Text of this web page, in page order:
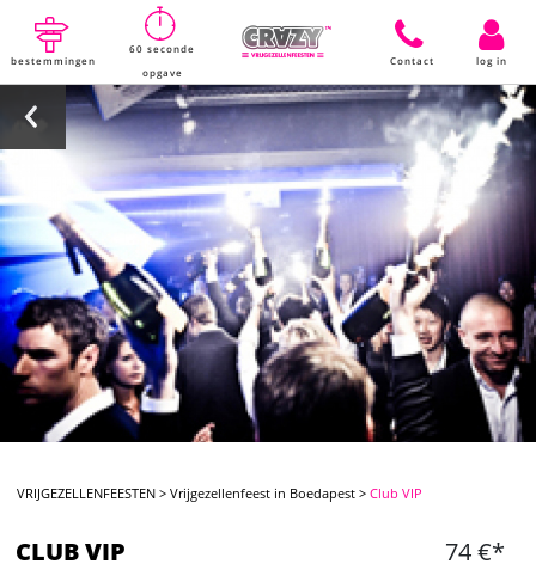
bestemmingen
60 seconde
opgave
Contact log in
VRIJGEZELLENFEESTEN >Vrijgezellenfeest in Boedapest >Club VIP
CLUB VIP 74 €*